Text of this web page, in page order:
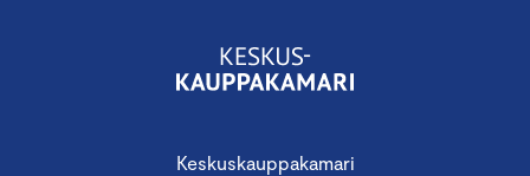
Keskuskauppakamari